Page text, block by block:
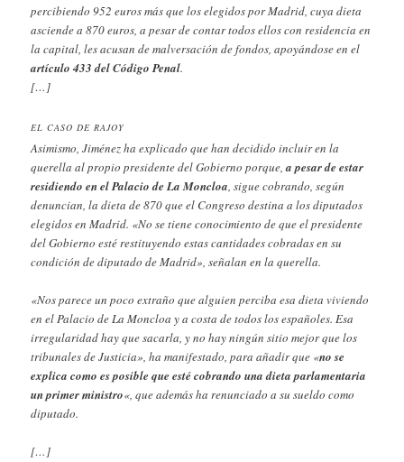
percibiendo 952 euros más que los elegidos por Madrid, cuya dieta
asciende a 870 euros, a pesar de contar todos ellos con residencia en
la capital, les acusan de malversación de fondos, apoyándose en el
artículo 433 del Código Penal.
[…]
EL CASO DE RAJOY
Asimismo, Jiménez ha explicado que han decidido incluir en la
querella al propio presidente del Gobierno porque,a pesar de estar
residiendo en el Palacio de La Moncloa, sigue cobrando, según
denuncian, la dieta de 870 que el Congreso destina a los diputados
elegidos en Madrid. «No se tiene conocimiento de que el presidente
del Gobierno esté restituyendo estas cantidades cobradas en su
condición de diputado de Madrid», señalan en la querella.
«Nos parece un poco extraño que alguien perciba esa dieta viviendo
en el Palacio de La Moncloa y a costa de todos los españoles. Esa
irregularidad hay que sacarla, y no hay ningún sitio mejor que los
tribunales de Justicia», ha manifestado, para añadir que «no se
explica como es posible que esté cobrando una dieta parlamentaria
un primer ministro«, que además ha renunciado a su sueldo como
diputado.
[…]